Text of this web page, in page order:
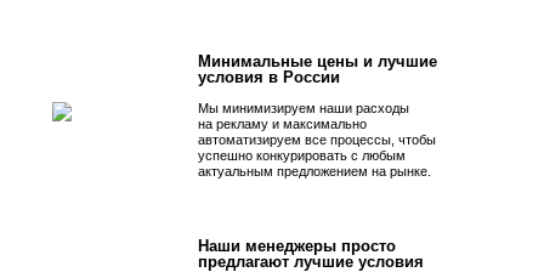
Минимальные цены и лучшие
условия в России
Мы минимизируем наши расходы
на рекламу и максимально
автоматизируем все процессы, чтобы
успешно конкурировать с любым
актуальным предложением на рынке.
Наши менеджеры просто
предлагают лучшие условия